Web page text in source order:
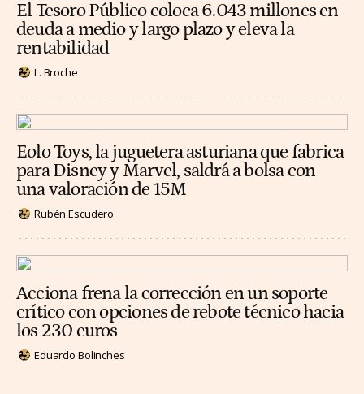
El Tesoro Público coloca 6.043 millones en
deuda a medio y largo plazo y eleva la
rentabilidad
L. Broche
Eolo Toys, la juguetera asturiana que fabrica
para Disney y Marvel, saldrá a bolsa con
una valoración de 15M
Rubén Escudero
Acciona frena la corrección en un soporte
crítico con opciones de rebote técnico hacia
los 230 euros
Eduardo Bolinches